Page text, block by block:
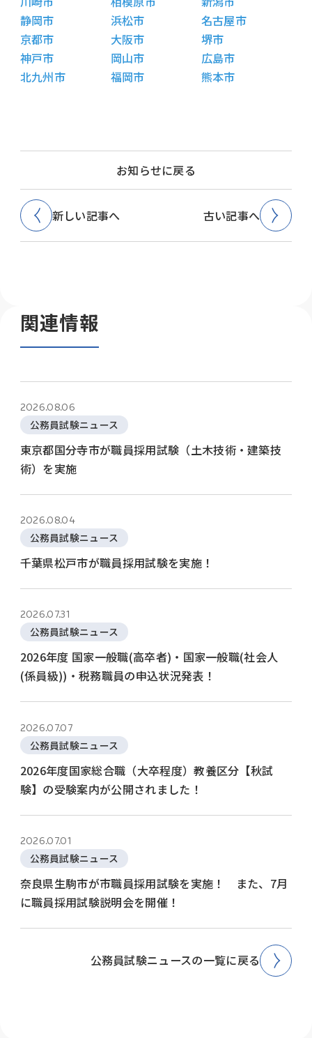
静岡市
浜松市
名古屋市
京都市
大阪市
堺市
神戸市
岡山市
広島市
北九州市
福岡市 熊本市
お知らせに戻る
新しい記事へ 古い記事へ
関連情報
2026.08.06
公務員試験ニュース
東京都国分寺市が職員採用試験（土木技術・建築技
術）を実施
2026.08.04
公務員試験ニュース
千葉県松戸市が職員採用試験を実施！
2026.07.31
公務員試験ニュース
2026年度 国家一般職(高卒者)・国家一般職(社会人
(係員級))・税務職員の申込状況発表！
2026.07.07
公務員試験ニュース
2026年度国家総合職（大卒程度）教養区分【秋試
験】の受験案内が公開されました！
2026.07.01
公務員試験ニュース
奈良県生駒市が市職員採用試験を実施！ また、7月
に職員採用試験説明会を開催！
公務員試験ニュースの一覧に戻る